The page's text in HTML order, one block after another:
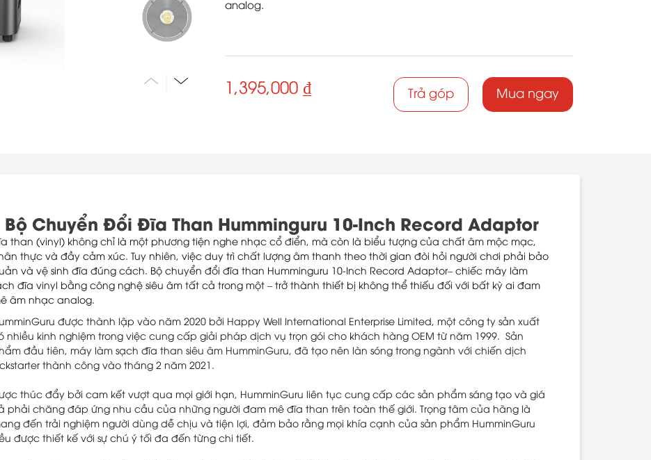
analog.
1,395,000 ₫ Trả góp Mua ngay
Bộ Chuyển Đổi Đĩa Than Humminguru 10-Inch Record Adaptor
than (vinyl) không chỉ là một phương tiện nghe nhạc cổ điển, mà còn là biểu tượng của chất âm mộc mạc,
thực và đầy cảm xúc. Tuy nhiên, việc duy trì chất lượng âm thanh theo thời gian đòi hỏi người chơi phải bảo
và vệ sinh đĩa đúng cách. Bộ chuyển đổi đĩa than Humminguru 10-Inch Record Adaptor– chiếc máy làm
đĩa vinyl bằng công nghệ siêu âm tất cả trong một – trở thành thiết bị không thể thiếu đối với bất kỳ ai đam
âm nhạc analog.
được thành lập vào năm 2020 bởi Happy Well International Enterprise Limited, một công ty sản xuất
nhiều kinh nghiệm trong việc cung cấp giải pháp dịch vụ trọn gói cho khách hàng OEM từ năm 1999. Sản
đầu tiên, máy làm sạch đĩa than siêu âm HumminGuru, đã tạo nên làn sóng trong ngành với chiến dịch
thành công vào tháng 2 năm 2021.
thúc đẩy bởi cam kết vượt qua mọi giới hạn, HumminGuru liên tục cung cấp các sản phẩm sáng tạo và giá
phải chăng đáp ứng nhu cầu của những người đam mê đĩa than trên toàn thế giới. Trọng tâm của hãng là
đến trải nghiệm người dùng dễ chịu và tiện lợi, đảm bảo rằng mọi khía cạnh của sản phẩm HumminGuru
được thiết kế với sự chú ý tối đa đến từng chi tiết.